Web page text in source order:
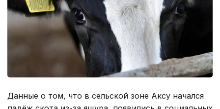
Данные о том, что в сельской зоне Аксу начался